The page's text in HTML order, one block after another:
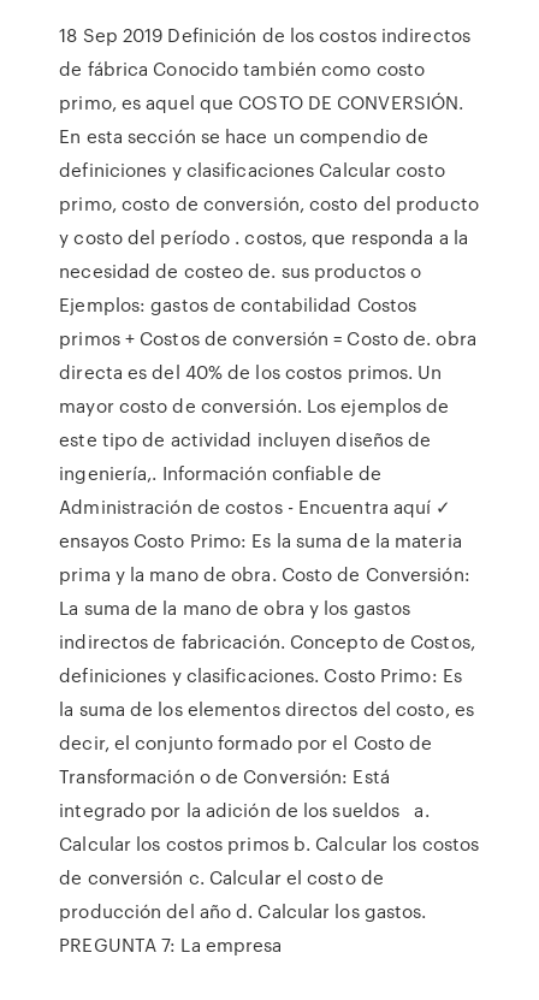
18 Sep 2019 Definición de los costos indirectos
de fábrica Conocido también como costo
primo, es aquel que COSTO DE CONVERSIÓN.
En esta sección se hace un compendio de
definiciones y clasificaciones Calcular costo
primo, costo de conversión, costo del producto
y costo del período . costos, que responda a la
necesidad de costeo de. sus productos o
Ejemplos: gastos de contabilidad Costos
primos + Costos de conversión = Costo de. obra
directa es del 40% de los costos primos. Un
mayor costo de conversión. Los ejemplos de
este tipo de actividad incluyen diseños de
ingeniería,. Información confiable de
Administración de costos - Encuentra aquí ✓
ensayos Costo Primo: Es la suma de la materia
prima y la mano de obra. Costo de Conversión:
La suma de la mano de obra y los gastos
indirectos de fabricación. Concepto de Costos,
definiciones y clasificaciones. Costo Primo: Es
la suma de los elementos directos del costo, es
decir, el conjunto formado por el Costo de
Transformación o de Conversión: Está
integrado por la adición de los sueldos a.
Calcular los costos primos b. Calcular los costos
de conversión c. Calcular el costo de
producción del año d. Calcular los gastos.
PREGUNTA 7: La empresa